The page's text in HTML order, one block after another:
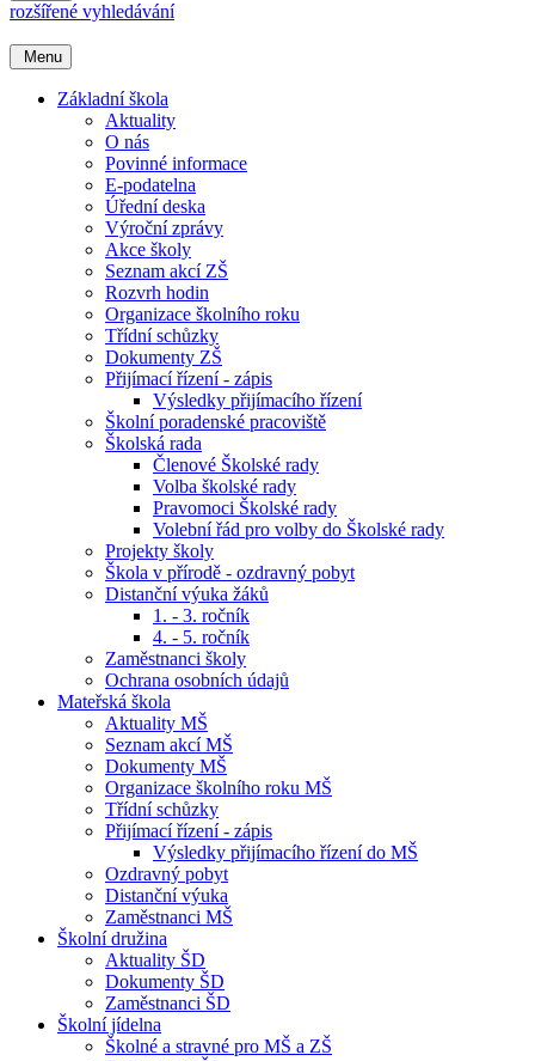
rozšířené vyhledávání
Menu
Základní škola
Aktuality
O nás
Povinné informace
E-podatelna
Úřední deska
Výroční zprávy
Akce školy
Seznam akcí ZŠ
Rozvrh hodin
Organizace školního roku
Třídní schůzky
Dokumenty ZŠ
Přijímací řízení - zápis
Výsledky přijímacího řízení
Školní poradenské pracoviště
Školská rada
Členové Školské rady
Volba školské rady
Pravomoci Školské rady
Volební řád pro volby do Školské rady
Projekty školy
Škola v přírodě - ozdravný pobyt
Distanční výuka žáků
1. - 3. ročník
4. - 5. ročník
Zaměstnanci školy
Ochrana osobních údajů
Mateřská škola
Aktuality MŠ
Seznam akcí MŠ
Dokumenty MŠ
Organizace školního roku MŠ
Třídní schůzky
Přijímací řízení - zápis
Výsledky přijímacího řízení do MŠ
Ozdravný pobyt
Distanční výuka
Zaměstnanci MŠ
Školní družina
Aktuality ŠD
Dokumenty ŠD
Zaměstnanci ŠD
Školní jídelna
Školné a stravné pro MŠ a ZŠ